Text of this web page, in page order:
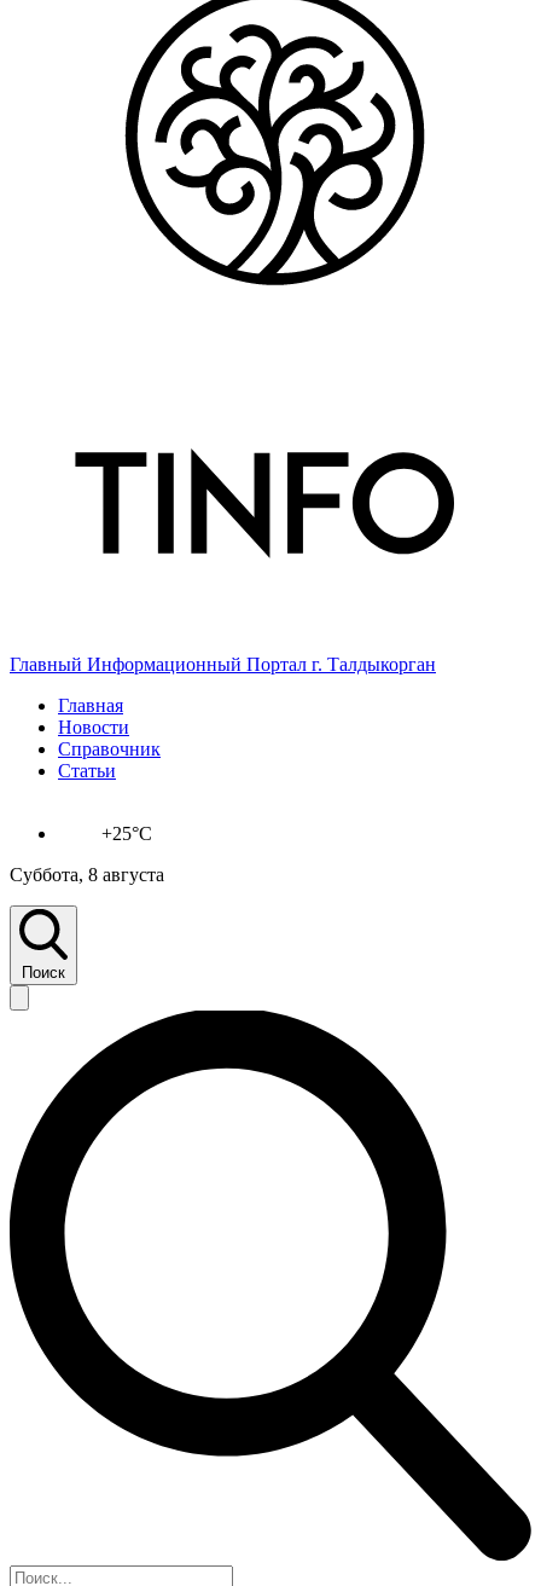
Главный Информационный Портал г. Талдыкорган
Главная
Новости
Справочник
Статьи
+25°C
Суббота, 8 августа
Поиск